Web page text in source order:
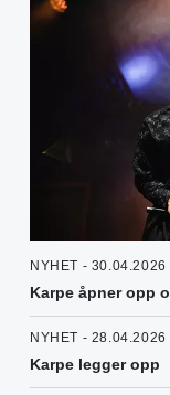
NYHET - 30.04.2026
Karpe åpner opp
NYHET - 28.04.2026
Karpe legger opp